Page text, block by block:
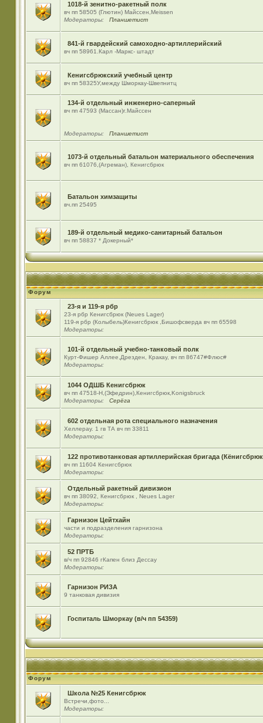
1018-й зенитно-ракетный полк
вч пп 58505 (Глютин) Майсcен,Meissen
Модераторы:
Планшетист
841-й гвардейский самоходно-артиллерийский
вч пп 58961.Карл -Маркс- штадт
Кенигсбрюкский учебный центр
вч пп 58325У,между Шморкау-Швепнитц
134-й отдельный инженерно-саперный
вч пп 47593 (Массан)г.Майссен
Модераторы: Планшетист
1073-й отдельный батальон материального обеспечения
вч пп 61076,(Агреман), Кенигсбрюк
Батальон химзащиты
вч.пп 25495
189-й отдельный медико-санитарный батальон
вч пп 58837 * Докерный*
Форум
23-я и 119-я рбр
23-я рбр Кенигсбрюк (Neues Lager)
119-я рбр (Колыбель)Кенигсбрюк ,Бишофсверда вч пп 65598
Модераторы:
101-й отдельный учебно-танковый полк
Курт-Фишер Аллее,Дрезден, Кракау, вч пп 86747#Флюс#
Модераторы:
1044 ОДШБ Кенигсбрюк
вч пп 47518-Н,(Эфедрин),Кенигсбрюк,Konigsbruck
Модераторы:
Серёга
602 отдельная рота специального назначения
Хеллерау. 1 гв ТА вч пп 33811
Модераторы:
122 противотанковая артиллерийская бригада
вч пп 11604 Кенигсбрюк
Модераторы:
Отдельный ракетный дивизион
вч пп 38092, Кенигсбрюк , Neues Lager
Модераторы:
Гарнизон Цейтхайн
части и подразделения гарнизона
Модераторы:
52 ПРТБ
в/ч пп 92846 гКапен близ Дессау
Модераторы:
Гарнизон РИЗА
9 танковая дивизия
Госпиталь Шморкау (в/ч пп 54359)
Форум
Школа №25 Кенигсбрюк
Встречи,фото...
Модераторы: